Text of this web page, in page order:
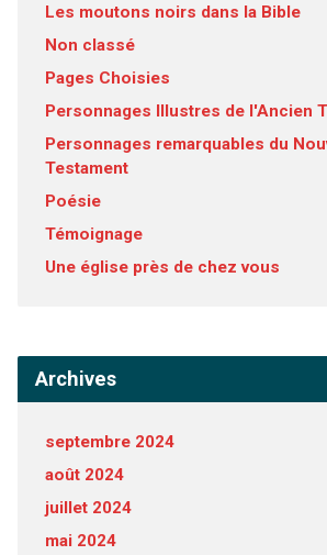
Les moutons noirs dans la Bible
Non classé
Pages Choisies
Personnages Illustres de l'Ancien
Personnages remarquables du
Testament
Poésie
Témoignage
Une église près de chez vous
Archives
septembre 2024
août 2024
juillet 2024
mai 2024